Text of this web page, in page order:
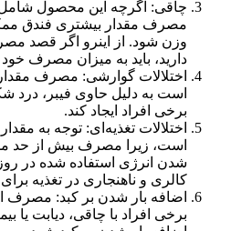
چاقی: اگرچه این محصول شامل
مصرف مقدار بیشتری فندق
وزن شود. از اینرو اگر قصد
دارید، باید به میزان مصرف
اختلالات گوارشی: مصرف
است به دلیل حاوی فیبر، درد
برخی افراد ایجاد کند.
اختلالات تغذیه‌ای: توجه به
است، زیرا مصرف بیش از حد
شدن انرژی استفاده شده در
کالری و ناهنجاری در تغذیه
اضافه بار شدن بر کبد: مصرف
برخی افراد با چاقی، دیابت یا